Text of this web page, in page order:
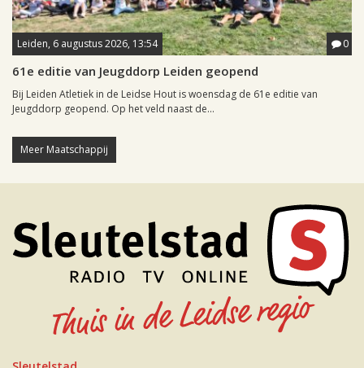
Leiden, 6 augustus 2026, 13:54 0
61e editie van Jeugddorp Leiden geopend
Bij Leiden Atletiek in de Leidse Hout is woensdag de 61e editie van
Jeugddorp geopend. Op het veld naast de...
Meer Maatschappij